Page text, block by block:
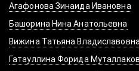
Агафонова Зинаида Ивановна
Башорина Нина Анатольевна
Вижина Татьяна
Гатауллина Форида